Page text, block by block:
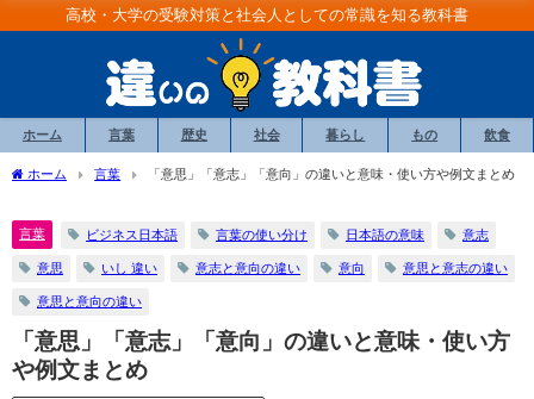
高校・大学の受験対策と社会人としての常識を知る教科書
ホーム 言葉 歴史 社会 暮らし もの 飲食
ホーム 言葉 「意思」「意志」「意向」の違いと意味・使い方や例文まとめ
言葉 ビジネス日本語 言葉の使い分け 日本語の意味 意志
意思 いし 違い 意志と意向の違い 意向 意思と意志の違い
意思と意向の違い
「意思」「意志」「意向」の違いと意味・使い方
や例文まとめ